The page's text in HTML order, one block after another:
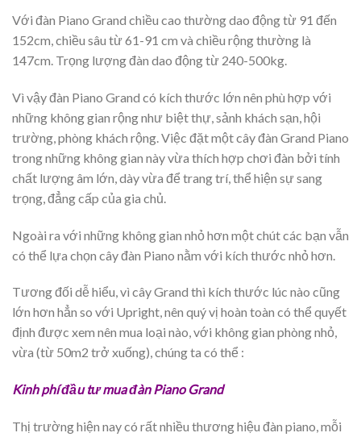
Với đàn Piano Grand chiều cao thường dao động từ 91 đến
152cm, chiều sâu từ 61-91 cm và chiều rộng thường là
147cm. Trọng lượng đàn dao động từ 240-500kg.
Vì vậy đàn Piano Grand có kích thước lớn nên phù hợp với
những không gian rộng như biệt thự, sảnh khách sạn, hội
trường, phòng khách rộng. Việc đặt một cây đàn Grand Piano
trong những không gian này vừa thích hợp chơi đàn bởi tính
chất lượng âm lớn, dày vừa để trang trí, thể hiện sự sang
trọng, đẳng cấp của gia chủ.
Ngoài ra với những không gian nhỏ hơn một chút các bạn vẫn
có thể lựa chọn cây đàn Piano nằm với kích thước nhỏ hơn.
Tương đối dễ hiểu, vì cây Grand thì kích thước lúc nào cũng
lớn hơn hẳn so với Upright, nên quý vị hoàn toàn có thể quyết
định được xem nên mua loại nào, với không gian phòng nhỏ,
vừa (từ 50m2 trở xuống), chúng ta có thể :
Kinh phí đầu tư mua đàn Piano Grand
Thị trường hiện nay có rất nhiều thương hiệu đàn piano, mỗi